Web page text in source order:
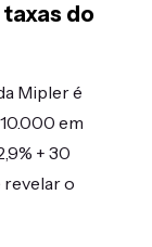
do
Mipler é
em
+ 30
o